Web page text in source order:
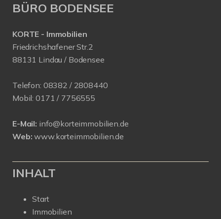
BÜRO BODENSEE
KORTE - Immobilien
Friedrichshafener Str.2
88131 Lindau / Bodensee
Telefon: 08382 / 2808440
Mobil: 0171 / 7756555
E-Mail: info@korteimmobilien.de
Web: www.korteimmobilien.de
INHALT
Start
Immobilien